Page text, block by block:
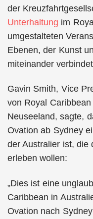
der
Unterhaltung im
umgestalteten
Ebenen, der Kunst
miteinander
Gavin Smith, Vice
von Royal
Neuseeland, sagte,
Ovation ab Sydney
der Australier ist, die
erleben wollen:
„Dies ist eine
Caribbean in
Ovation nach